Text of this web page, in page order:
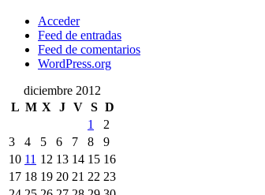
Acceder
Feed de entradas
Feed de comentarios
WordPress.org
diciembre 2012
L M X J V S D
1
2
3
4 5 6 7 8
9
10 11 12 13 14 15 16
17 18 19 20 21 22 23